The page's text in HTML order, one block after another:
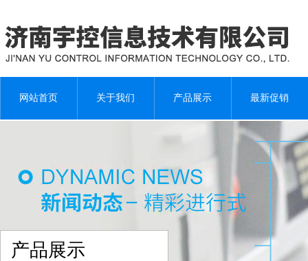
网站首页 关于我们 产品展示 最新促销
产品展示